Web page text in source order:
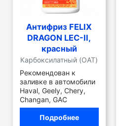
Антифриз FELIX
DRAGON LEC-II,
красный
Карбоксилатный (OAT)
Рекомендован к
заливке в автомобили
Haval, Geely, Chery,
Changan, GAC
Подробнее